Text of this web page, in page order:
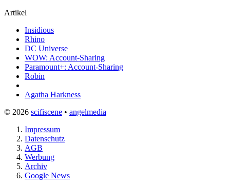
Artikel
Insidious
Rhino
DC Universe
WOW: Account-Sharing
Paramount+: Account-Sharing
Robin
Agatha Harkness
© 2026 scifiscene • angelmedia
Impressum
Datenschutz
AGB
Werbung
Archiv
Google News